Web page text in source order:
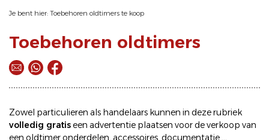
Je bent hier: Toebehoren oldtimers te koop
Toebehoren oldtimers
Zowel particulieren als handelaars kunnen in deze rubriek
volledig gratis een advertentie plaatsen voor deverkoop van
een oldtimer onderdelen, accessoires, documentatie,...